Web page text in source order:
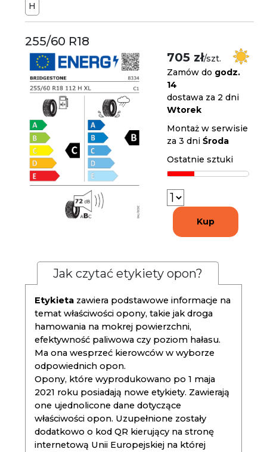
H
255/60 R18
705 zł/szt.
Zamów do godz.
14
dostawa za 2 dni
Wtorek
Montaż w serwisie
za 3 dniŚroda
Ostatnie sztuki
Kup
Jak czytać etykiety opon?
Etykieta zawiera podstawowe informacje na
temat właściwości opony, takie jak droga
hamowania na mokrej powierzchni,
efektywność paliwowa czy poziom hałasu.
Ma ona wesprzeć kierowców w wyborze
odpowiednich opon.
Opony, które wyprodukowano po 1 maja
2021 roku posiadają nowe etykiety. Zawierają
one ujednolicone dane dotyczące
właściwości opon. Uzupełnione zostały
dodatkowo o kod QR kierujący na stronę
internetową Unii Europejskiej na której